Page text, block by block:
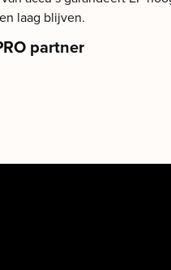
laag blijven.
partner